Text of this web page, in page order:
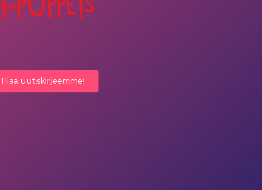
Tilaa uutiskirjeemme!